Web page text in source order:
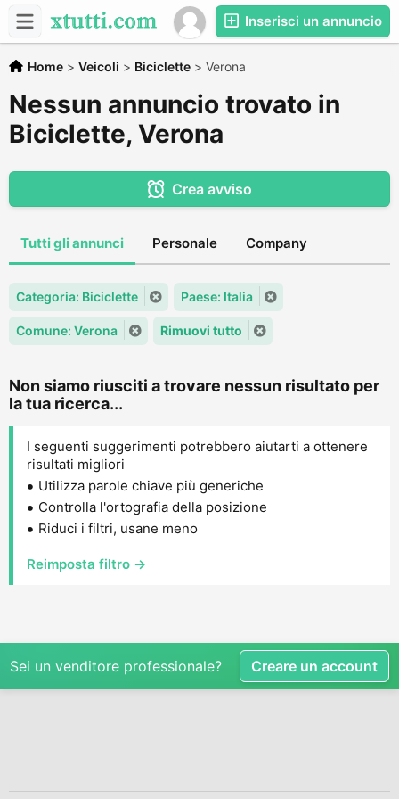
Inserisci un annuncio
Home > Veicoli > Biciclette > Verona
Nessun annuncio trovato in
Biciclette, Verona
Crea avviso
Tutti gli annunci Personale Company
Categoria: Biciclette Paese: Italia
Comune: Verona Rimuovi tutto
Non siamo riusciti a trovare nessun risultato per
la tua ricerca...
I seguenti suggerimenti potrebbero aiutarti a ottenere
risultati migliori
Utilizza parole chiave più generiche
Controlla l'ortografia della posizione
Riduci i filtri, usane meno
Reimposta filtro →
Sei un venditore professionale? Creare un account